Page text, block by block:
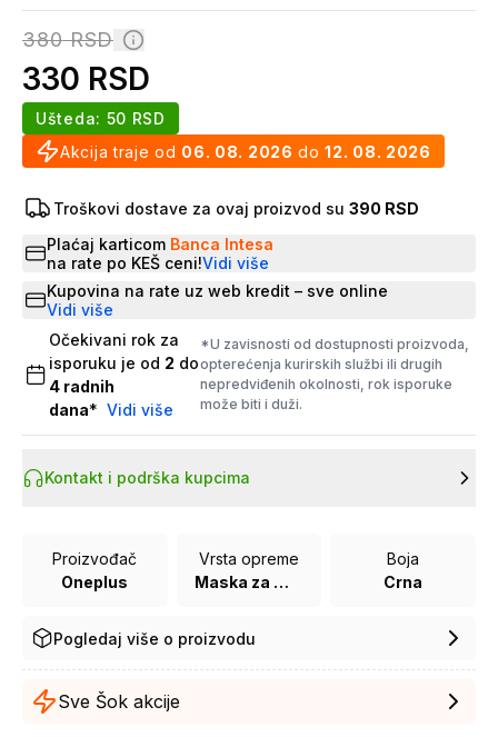
380RSD
330 RSD
Akcija traje od 06. 08. 2026 do 12. 08. 2026
Ušteda: 50 RSD
Troškovi dostave za ovaj proizvod su 390 RSD
Plaćaj karticom Banca Intesa
na rate po KEŠ ceni!Vidi više
Kupovina na rate uz web kredit – sve online
Vidi više
Očekivani rok za
isporuku je od 2 do
4 radnih
dana* Vidi više
*U zavisnosti od dostupnosti proizvoda,
opterećenja kurirskih službi ili drugih
nepredviđenih okolnosti, rok isporuke
može biti i duži.
Kontakt i podrška kupcima
Proizvođač
Oneplus
Vrsta opreme
Maska za mobilni telefon
Boja
Crna
Pogledaj više o proizvodu
Sve Šok akcije